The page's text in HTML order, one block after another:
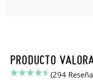
PRODUCTO
(294